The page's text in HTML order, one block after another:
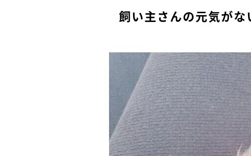
飼い主さんの元気がな